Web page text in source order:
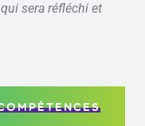
sera réfléchi et